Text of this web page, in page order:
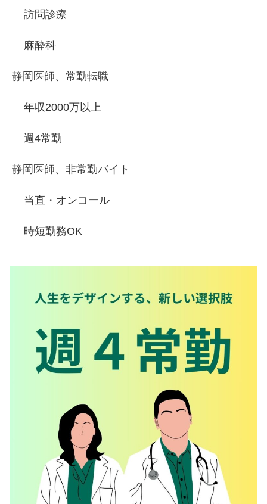
訪問診療
麻酔科
静岡医師、常勤転職
年収2000万以上
週4常勤
静岡医師、非常勤バイト
当直・オンコール
時短勤務OK